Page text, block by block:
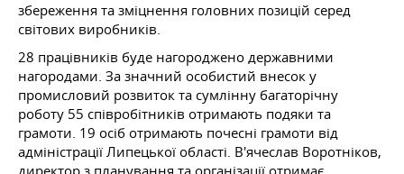
збереження та зміцнення головних позицій серед
світових виробників.
28 працівників буде нагороджено державними
нагородами. За значний особистий внесок у
промисловий розвиток та сумлінну багаторічну
роботу 55 співробітників отримають подяки та
грамоти. 19 осіб отримають почесні грамоти від
адміністрації Липецької області. В'ячеслав Воротніков,
директор з планування та організації отримає